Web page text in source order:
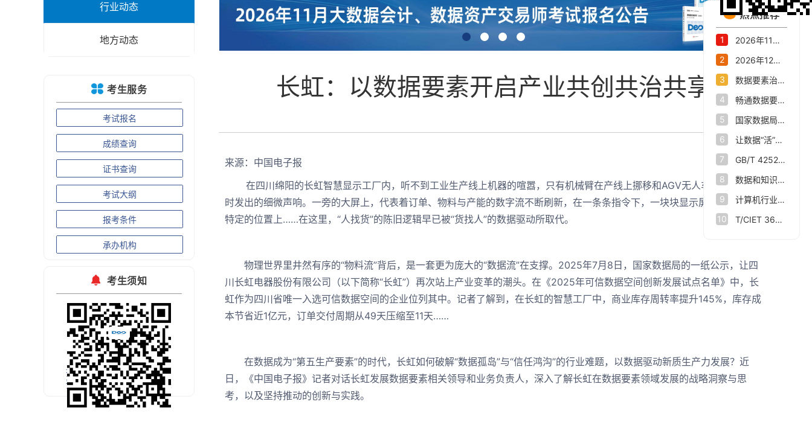
热点推荐
1
2026年11月大数据会计、数据资产交易师职业能力水平统一考试报名公告
2
2026年12月数据资产评估师职业能力水平统一考试报名公告
3
数据要素治理与市场化交流活动在杭州举办高水平重塑全国数字经济第一城
4
畅通数据要素流通“大动脉”——我省数据产业发展态势新观察
5
国家数据局关于印发《关于推进行业高质量数据集建设行动的实施方案》的通知
6
让数据“活”起来，杭州市数据集团打造数据要素改革新范式
7
GB/T 42528-2023 时空大数据技术规范
8
数据和知识双向驱动 让人脑认知规律与人工智能相结合
9
计算机行业点评报告：数据基础设施：数据要素新基座
10
T/CIET 363—2024大数据企业认定规范
行业动态
地方动态
考生服务
考试报名
成绩查询
证书查询
考试大纲
报考条件
承办机构
考生须知
扫码关注官方微信
预约考试公开课
长虹：以数据要素开启产业共创共治共享
来源：中国电子报
在四川绵阳的长虹智慧显示工厂内，听不到工业生产线上机器的喧嚣，只有机械臂在产线上挪移和AGV无人车在地面滑行
时发出的细微声响。一旁的大屏上，代表着订单、物料与产能的数字流不断刷新，在一条条指令下，一块块显示屏被精准送抵
特定的位置上……在这里，“人找货”的陈旧逻辑早已被“货找人”的数据驱动所取代。
物理世界里井然有序的“物料流”背后，是一套更为庞大的“数据流”在支撑。2025年7月8日，国家数据局的一纸公示，让四
川长虹电器股份有限公司（以下简称“长虹”）再次站上产业变革的潮头。在《2025年可信数据空间创新发展试点名单》中，长
虹作为四川省唯一入选可信数据空间的企业位列其中。记者了解到，在长虹的智慧工厂中，商业库存周转率提升145%，库存成
本节省近1亿元，订单交付周期从49天压缩至11天……
在数据成为“第五生产要素”的时代，长虹如何破解“数据孤岛”与“信任鸿沟”的行业难题，以数据驱动新质生产力发展？近
日，《中国电子报》记者对话长虹发展数据要素相关领导和业务负责人，深入了解长虹在数据要素领域发展的战略洞察与思
考，以及坚持推动的创新与实践。